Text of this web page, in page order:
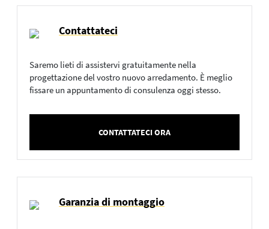
Contattateci
Saremo lieti di assistervi gratuitamente nella
progettazione del vostro nuovo arredamento. È meglio
fissare un appuntamento di consulenza oggi stesso.
CONTATTATECI ORA
Garanzia di montaggio